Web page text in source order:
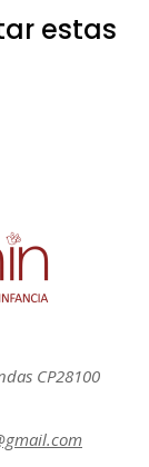
estas
CP28100